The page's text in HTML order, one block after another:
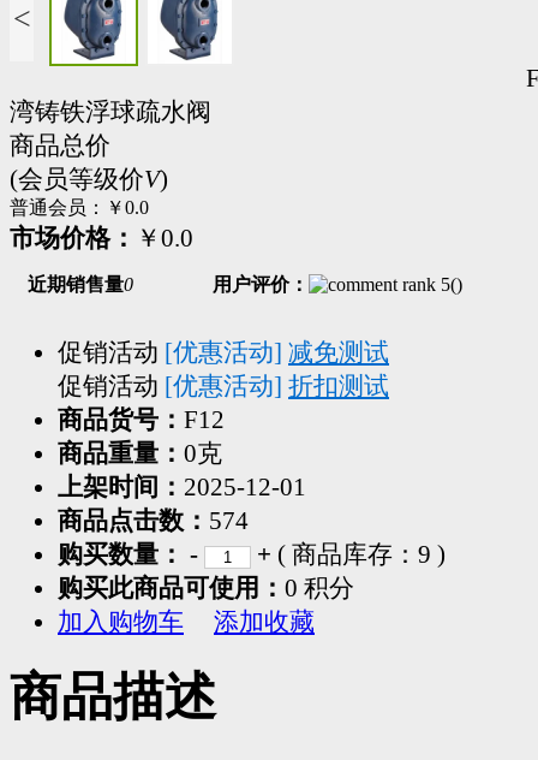
<
湾铸铁浮球疏水阀
商品总价
(会员等级价V)
普通会员： ￥0.0
市场价格： ￥0.0
近期销售量0 用户评价： ()
促销活动 [优惠活动] 减免测试
促销活动 [优惠活动] 折扣测试
商品货号： F12
商品重量： 0克
上架时间： 2025-12-01
商品点击数： 574
购买数量： - + ( 商品库存： 9 )
购买此商品可使用： 0 积分
加入购物车
添加收藏
商品描述